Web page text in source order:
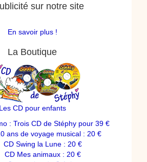
sur notre site
En savoir plus !
La Boutique
Les CD pour enfants
: Trois CD de Stéphy pour 39 €
ans de voyage musical : 20 €
CD Swing la Lune : 20 €
CD Mes animaux : 20 €